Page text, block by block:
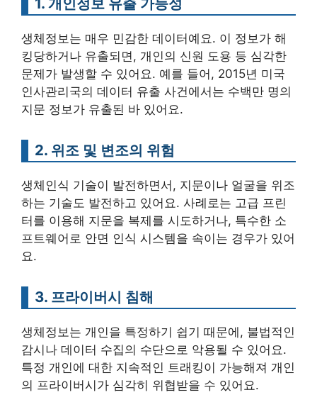
생체정보는 매우 민감한 데이터예요. 이 정보가 해
킹당하거나 유출되면, 개인의 신원 도용 등 심각한
문제가 발생할 수 있어요. 예를 들어, 2015년 미국
인사관리국의 데이터 유출 사건에서는 수백만 명의
지문 정보가 유출된 바 있어요.
2. 위조 및 변조의 위험
생체인식 기술이 발전하면서, 지문이나 얼굴을 위조
하는 기술도 발전하고 있어요. 사례로는 고급 프린
터를 이용해 지문을 복제를 시도하거나, 특수한 소
프트웨어로 안면 인식 시스템을 속이는 경우가 있어
요.
3. 프라이버시 침해
생체정보는 개인을 특정하기 쉽기 때문에, 불법적인
감시나 데이터 수집의 수단으로 악용될 수 있어요.
특정 개인에 대한 지속적인 트래킹이 가능해져 개인
의 프라이버시가 심각히 위협받을 수 있어요.